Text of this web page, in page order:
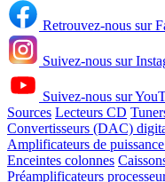
Retrouvez-nous sur
Suivez-nous sur
Suivez-nous sur
Sources Lecteurs CD
Convertisseurs (DAC)
Amplificateurs de
Enceintes colonnes
Préamplificateurs